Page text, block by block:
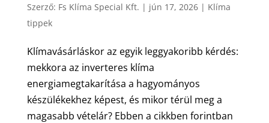
Szerző: Fs Klíma Special Kft. | jún 17, 2026| Klíma
tippek
Klímavásárláskor az egyik leggyakoribb kérdés:
mekkora az inverteres klíma
energiamegtakarítása a hagyományos
készülékekhez képest, és mikor térül meg a
magasabb vételár? Ebben a cikkben forintban